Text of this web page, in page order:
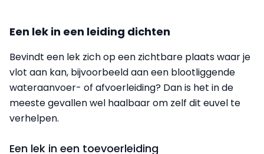
Een lek in een leiding dichten
Bevindt een lek zich op een zichtbare plaats waar je
vlot aan kan, bijvoorbeeld aan een blootliggende
wateraanvoer- of afvoerleiding? Dan is het in de
meeste gevallen wel haalbaar om zelf dit euvel te
verhelpen.
Een lek in een toevoerleiding